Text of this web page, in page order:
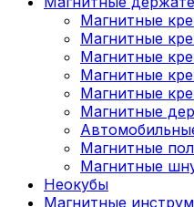
Магнитные
Магнитные
Магнитные
Магнитные
Магнитные
Магнитные
Магнитные
Магнитные
Неокубы
Магнитные